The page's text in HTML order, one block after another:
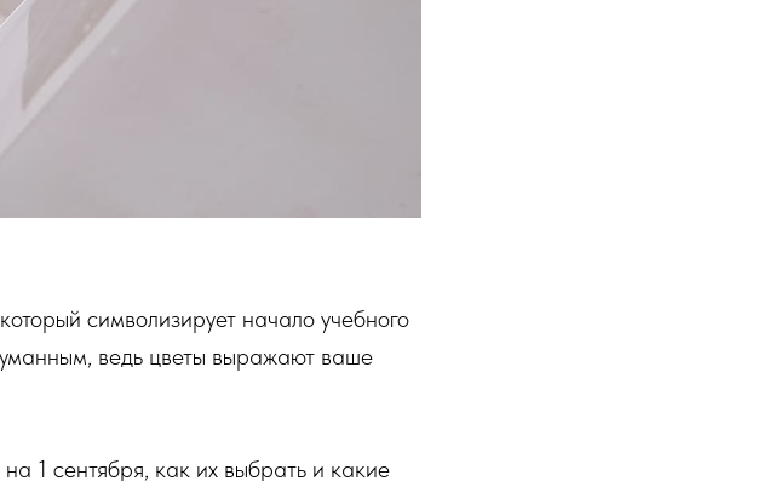
символизирует начало учебного
ведь цветы выражают ваше
1 сентября, как их выбрать и какие